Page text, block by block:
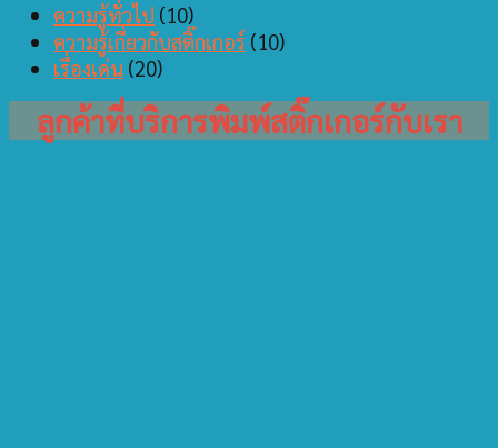
ความรู้ทั่วไป (10)
ความรู้เกี่ยวกับสติ๊กเกอร์ (10)
เรื่องเด่น (20)
ลูกค้าที่บริการพิมพ์สติ๊กเกอร์กับเรา